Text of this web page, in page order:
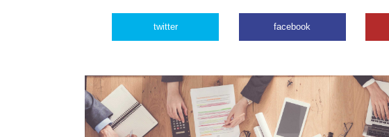
twitter facebook